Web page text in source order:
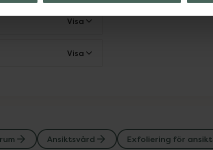
Visa
Visa
Ansiktsvård Exfoliering för